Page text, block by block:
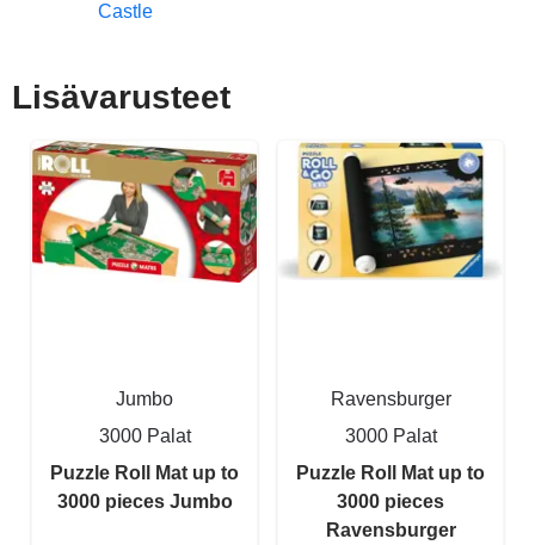
Castle
Lisävarusteet
Jumbo
3000 Palat
Puzzle Roll Mat up to
3000 pieces Jumbo
Ravensburger
3000 Palat
Puzzle Roll Mat up to
3000 pieces
Ravensburger